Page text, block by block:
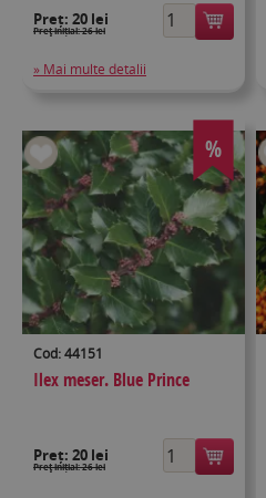
Preț: 20 lei
Preţ inițial: 26 lei
» Mai multe detalii
%
Cod: 44151
Ilex meser. Blue Prince
Preț: 20 lei
Preţ inițial: 26 lei